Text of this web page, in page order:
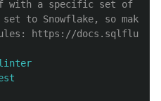
with a specific set of
to Snowflake, so make
https://
linter